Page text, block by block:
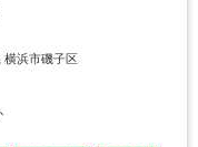
浜市磯子区